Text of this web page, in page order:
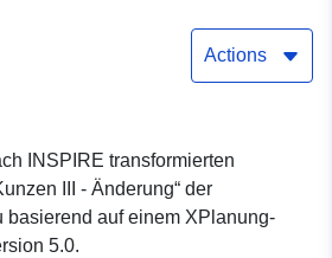
Actions
INSPIRE transformierten
III - Änderung“ der
basierend auf einem XPlanung-
5.0.